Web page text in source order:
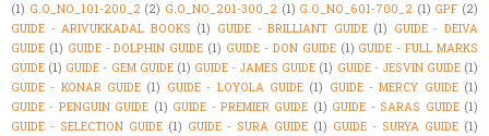
(1) G.O_NO_101-200_2 (2) G.O_NO_201-300_2 (1) G.O_NO_601-700_2 (1) GPF (2)
GUIDE - ARIVUKKADAL BOOKS (1) GUIDE - BRILLIANT GUIDE (1) GUIDE - DEIVA
GUIDE (1) GUIDE - DOLPHIN GUIDE (1) GUIDE - DON GUIDE (1) GUIDE - FULL MARKS
GUIDE (1) GUIDE - GEM GUIDE (1) GUIDE - JAMES GUIDE (1) GUIDE - JESVIN GUIDE (1)
GUIDE - KONAR GUIDE (1) GUIDE - LOYOLA GUIDE (1) GUIDE - MERCY GUIDE (1)
GUIDE - PENGUIN GUIDE (1) GUIDE - PREMIER GUIDE (1) GUIDE - SARAS GUIDE (1)
GUIDE - SELECTION GUIDE (1) GUIDE - SURA GUIDE (1) GUIDE - SURYA GUIDE (1)